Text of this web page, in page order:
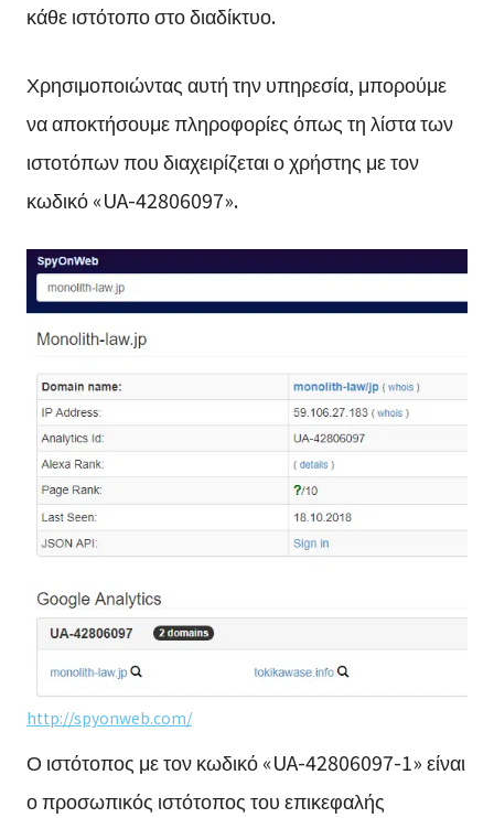
κάθε ιστότοπο στο διαδίκτυο.
Χρησιμοποιώντας αυτή την υπηρεσία, μπορούμε
να αποκτήσουμε πληροφορίες όπως τη λίστα των
ιστοτόπων που διαχειρίζεται ο χρήστης με τον
κωδικό «UA-42806097».
http://spyonweb.com/
Ο ιστότοπος με τον κωδικό «UA-42806097-1» είναι
ο προσωπικός ιστότοπος του επικεφαλής